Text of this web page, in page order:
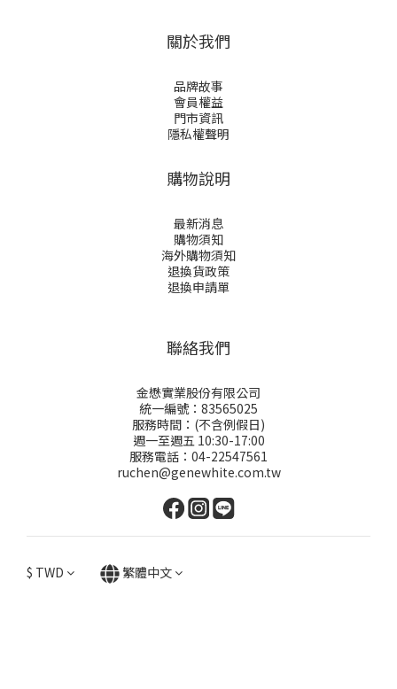
關於我們
品牌故事
會員權益
門市資訊
隱私權聲明
購物說明
最新消息
購物須知
海外購物須知
退換貨政策
退換申請單
聯絡我們
金懋實業股份有限公司
統一編號：83565025
服務時間：(不含例假日)
週一至週五 10:30-17:00
服務電話：04-22547561
ruchen@genewhite.com.tw
$ TWD 繁體中文